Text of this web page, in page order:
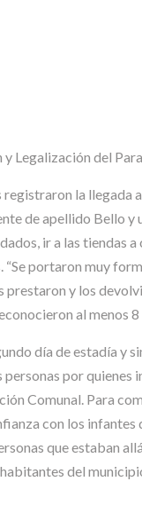
Legalización del
la
de apellido Bello
ir a las tiendas
portaron muy
y los
al menos
día de estadía
por
Comunal. Para
con los
que estaban
del